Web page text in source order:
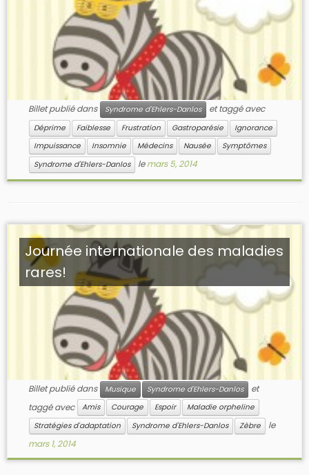
Billet publié dans Syndrome d'Ehlers-Danlos et taggé avec
Déprime Faiblesse Frustration Gastroparésie
Ignorance
Impuissance
Insomnie Médecins Nausée
Symptômes
Syndrome d'Ehlers-Danlos
lemars 5, 2014
Journée internationale des maladies
rares!
Billet publié dans Musique Syndrome d'Ehlers-Danlos
et
taggé avec
Amis Courage Espoir
Maladie orpheline
Stratégies d'adaptation
Syndrome d'Ehlers-Danlos Zèbre
le
mars 1, 2014